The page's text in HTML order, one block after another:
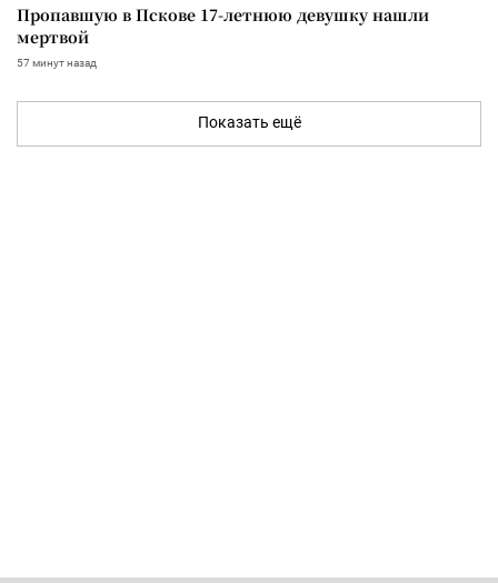
Пропавшую в Пскове 17-летнюю девушку нашли
мертвой
57 минут назад
Показать ещё